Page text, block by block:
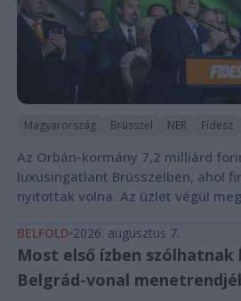
Magyarország Brüsszel NER Fidesz
Az Orbán-kormány 7,2 milliárd
luxusingatlant Brüsszelben, ahol
nyitottak volna. Az üzlet végül
BELFÖLD 2026. augusztus 7.
Most első ízben szólhatnak
Belgrád-vonal